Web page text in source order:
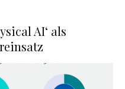
AI‘ als